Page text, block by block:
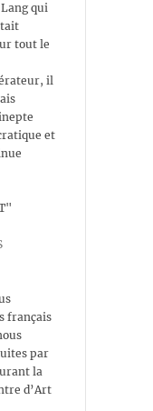
qui
tout le
il
et
français
par
la
d’Art